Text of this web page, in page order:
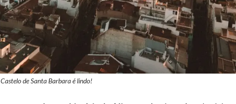
de Santa Barbara é lindo!